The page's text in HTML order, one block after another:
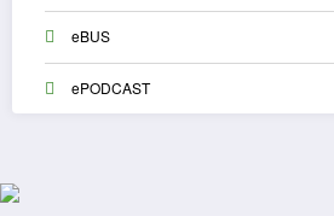
eBUS
ePODCAST